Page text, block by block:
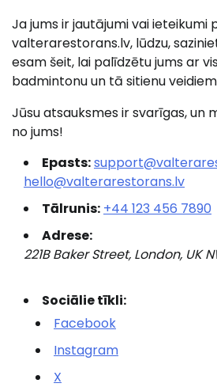
Ja jums ir jautājumi vai ieteikumi
valterarestorans.lv, lūdzu,
esam šeit, lai palīdzētu jums ar
badmintonu un tā sitienu
Jūsu atsauksmes ir svarīgas, un
no jums!
Epasts:
hello@valterarestorans.lv
Tālrunis: +44 123 456 7890
Adrese:
221B Baker Street, London, UK
Sociālie tīkli:
Facebook
Instagram
X